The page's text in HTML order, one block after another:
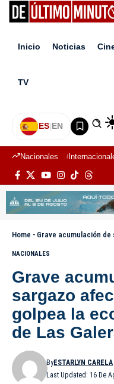
Inicio Noticias
TV
ES|EN
Nacionales
Home - Grave acumulación de sargazo
NACIONALES
Grave
sargazo
golpea la
de Las
Last Updated: 16 De
ByESTARLYN CARELA